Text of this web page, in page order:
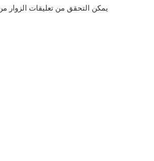
يمكن التحقق من تعليقات الزوار